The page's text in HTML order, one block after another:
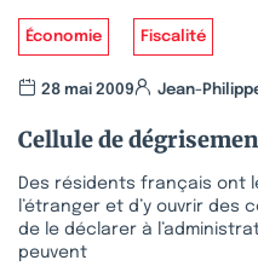
Économie Fiscalité
28 mai 2009 Jean-
Cellule de
Des résidents français ont
l’étranger et d’y ouvrir
de le déclarer à
peuvent